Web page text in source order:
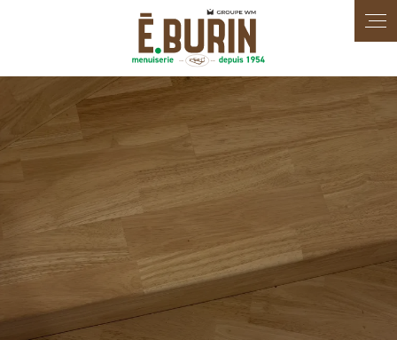
Panneau de gestion des cookies